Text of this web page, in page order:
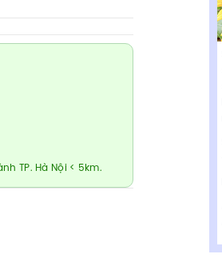
TP. Hà Nội < 5km.